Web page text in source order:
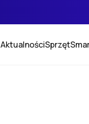
AktualnościSprzęt